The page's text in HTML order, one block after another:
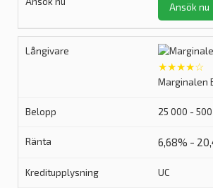
Ansök nu
★★★★☆
Marginalen
25 000 -
6,68% -
UC